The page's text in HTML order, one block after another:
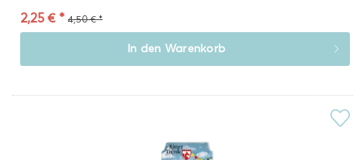
2,25 € * 4,50 € *
In den Warenkorb